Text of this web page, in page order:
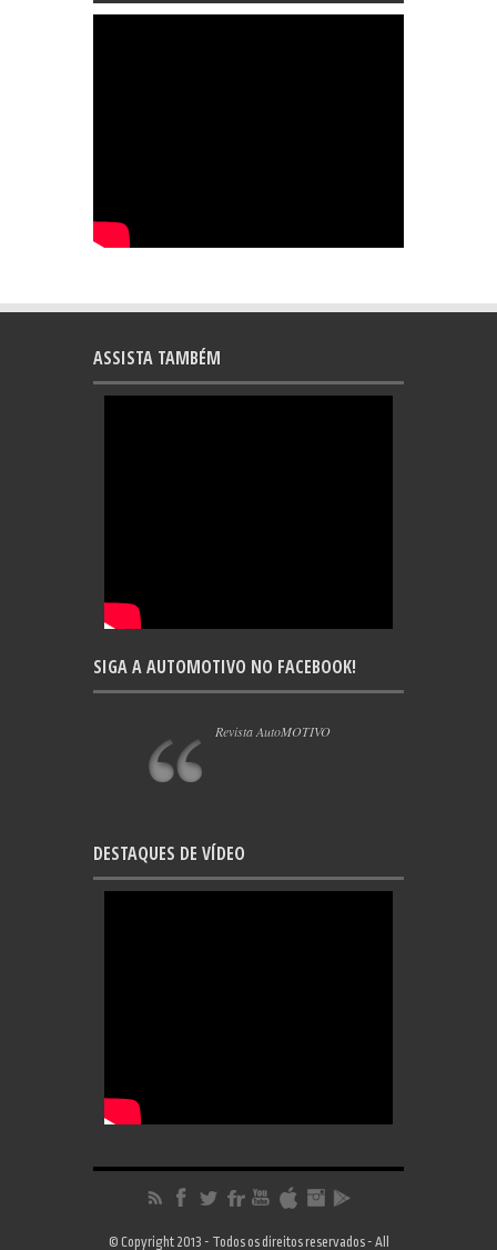
ASSISTA TAMBÉM
SIGA A AUTOMOTIVO NO FACEBOOK!
Revista AutoMOTIVO
DESTAQUES DE VÍDEO
© Copyright 2013 - Todos os direitos reservados - All